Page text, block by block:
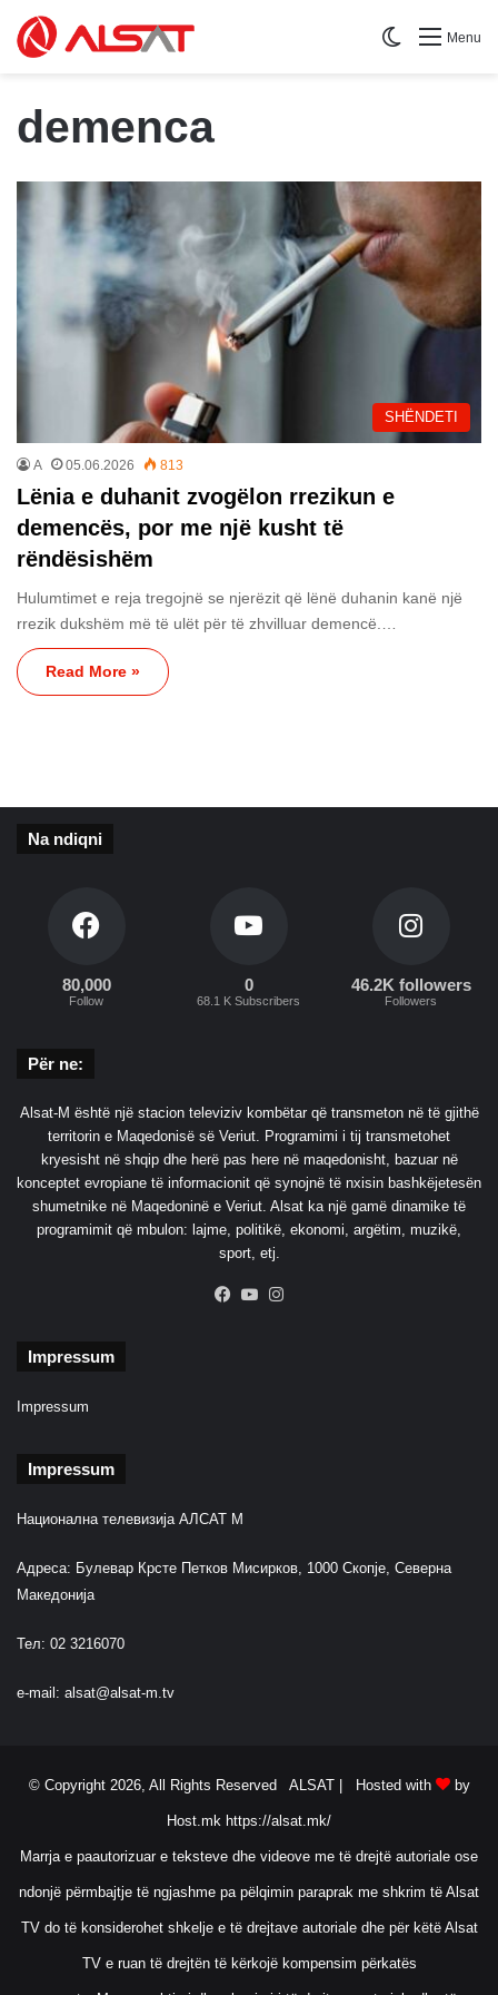
Menu
Switch skin
demenca
SHËNDETI
A 05.06.2026 813
Lënia e duhanit zvogëlon rrezikun e
demencës, por me një kusht të
rëndësishëm
Hulumtimet e reja tregojnë se njerëzit që lënë duhanin kanë një
rrezik dukshëm më të ulët për të zhvilluar demencë.…
Read More »
Na ndiqni
80,000
Follow
0
68.1 K Subscribers
46.2K followers
Followers
Për ne:
Alsat-M është një stacion televiziv kombëtar që transmeton në të gjithë
territorin e Maqedonisë së Veriut. Programimi i tij transmetohet
kryesisht në shqip dhe herë pas here në maqedonisht, bazuar në
konceptet evropiane të informacionit që synojnë të nxisin bashkëjetesën
shumetnike në Maqedoninë e Veriut. Alsat ka një gamë dinamike të
programimit që mbulon: lajme, politikë, ekonomi, argëtim, muzikë,
sport, etj.
Facebook
YouTube
Impressum
Impressum
Impressum
Национална телевизија АЛСАТ М
Адреса: Булевар Крсте Петков Мисирков, 1000 Скопје, Северна
Македонија
Тел: 02 3216070
e-mail: alsat@alsat-m.tv
© Copyright 2026, All Rights Reserved ALSAT | Hosted with by
Host.mk https://alsat.mk/
Marrja e paautorizuar e teksteve dhe videove me të drejtë autoriale ose
ndonjë përmbajtje të ngjashme pa pëlqimin paraprak me shkrim të Alsat
TV do të konsiderohet shkelje e të drejtave autoriale dhe për këtë Alsat
TV e ruan të drejtën të kërkojë kompensim përkatës